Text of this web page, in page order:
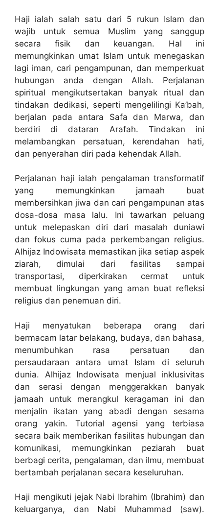
Haji ialah salah satu dari 5 rukun Islam dan
wajib untuk semua Muslim yang sanggup
secara fisik dan keuangan. Hal ini
memungkinkan umat Islam untuk menegaskan
lagi iman, cari pengampunan, dan memperkuat
hubungan anda dengan Allah. Perjalanan
spiritual mengikutsertakan banyak ritual dan
tindakan dedikasi, seperti mengelilingi Ka’bah,
berjalan pada antara Safa dan Marwa, dan
berdiri di dataran Arafah. Tindakan ini
melambangkan persatuan, kerendahan hati,
dan penyerahan diri pada kehendak Allah.
Perjalanan haji ialah pengalaman transformatif
yang memungkinkan jamaah buat
membersihkan jiwa dan cari pengampunan atas
dosa-dosa masa lalu. Ini tawarkan peluang
untuk melepaskan diri dari masalah duniawi
dan fokus cuma pada perkembangan religius.
Alhijaz Indowisata memastikan jika setiap aspek
ziarah, dimulai dari fasilitas sampai
transportasi, diperkirakan cermat untuk
membuat lingkungan yang aman buat refleksi
religius dan penemuan diri.
Haji menyatukan beberapa orang dari
bermacam latar belakang, budaya, dan bahasa,
menumbuhkan rasa persatuan dan
persaudaraan antara umat Islam di seluruh
dunia. Alhijaz Indowisata menjual inklusivitas
dan serasi dengan menggerakkan banyak
jamaah untuk merangkul keragaman ini dan
menjalin ikatan yang abadi dengan sesama
orang yakin. Tutorial agensi yang terbiasa
secara baik memberikan fasilitas hubungan dan
komunikasi, memungkinkan peziarah buat
berbagi cerita, pengalaman, dan ilmu, membuat
bertambah perjalanan secara keseluruhan.
Haji mengikuti jejak Nabi Ibrahim (Ibrahim) dan
keluarganya, dan Nabi Muhammad (saw).